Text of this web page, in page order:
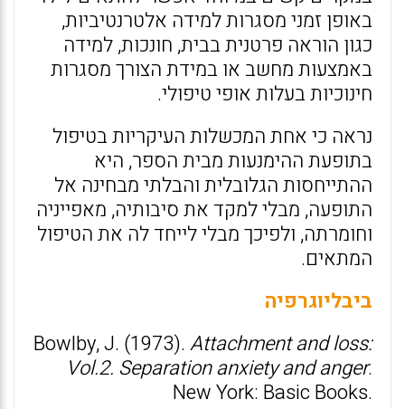
באופן זמני מסגרות למידה אלטרנטיביות,
כגון הוראה פרטנית בבית, חונכות, למידה
באמצעות מחשב או במידת הצורך מסגרות
חינוכיות בעלות אופי טיפולי.
נראה כי אחת המכשלות העיקריות בטיפול
בתופעת ההימנעות מבית הספר, היא
ההתייחסות הגלובלית והבלתי מבחינה אל
התופעה, מבלי למקד את סיבותיה, מאפייניה
וחומרתה, ולפיכך מבלי לייחד לה את הטיפול
המתאים.
ביבליוגרפיה
Bowlby, J. (1973). Attachment and loss:
Vol.2. Separation anxiety and anger.
New York: Basic Books.